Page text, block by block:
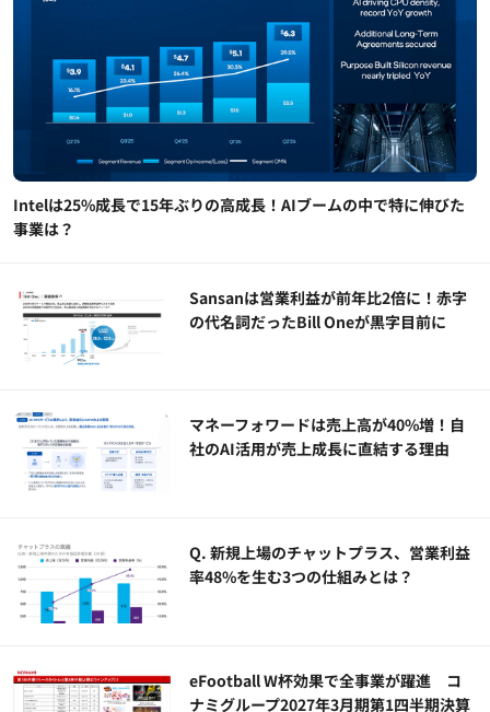
Intelは25%成長で15年ぶりの高成長！AIブームの中で特に伸びた
事業は？
Sansanは営業利益が前年比2倍に！赤字
の代名詞だったBill Oneが黒字目前に
マネーフォワードは売上高が40%増！自
社のAI活用が売上成長に直結する理由
Q. 新規上場のチャットプラス、営業利益
率48%を生む3つの仕組みとは？
eFootball W杯効果で全事業が躍進 コ
ナミグループ2027年3月期第1四半期決算